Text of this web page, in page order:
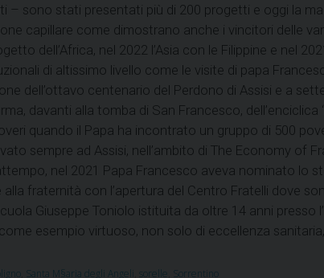
– sono stati presentati più di 200 progetti e oggi la
capillare come dimostrano anche i vincitori delle
dell’Africa, nel 2022 l’Asia con le Filippine e nel
di altissimo livello come le visite di papa
dell’ottavo centenario del Perdono di Assisi e a
davanti alla tomba di San Francesco,
quando il Papa ha incontrato un gruppo di 500
sempre ad Assisi, nell’ambito di The Economy of
nel 2021 Papa Francesco aveva nominato lo
alla fraternità con l’apertura del Centro Fratelli dove
Giuseppe Toniolo istituita da oltre 14 anni
esempio virtuoso, non solo di eccellenza
Santa M§aria degli Angeli sorelle Sorrentino